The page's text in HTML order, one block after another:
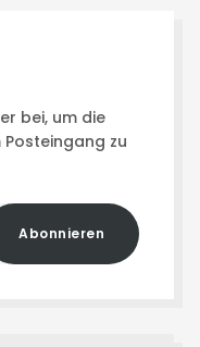
bei, um die
zu
Abonnieren